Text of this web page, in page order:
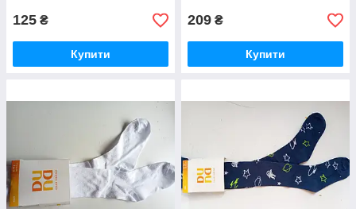
125 ₴
Купити
209 ₴
Купити